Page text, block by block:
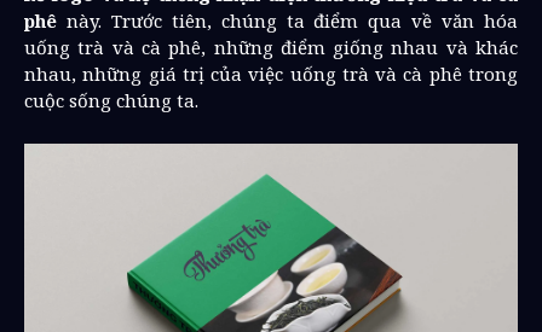
phê này. Trước tiên, chúng ta điểm qua về văn hóa
uống trà và cà phê, những điểm giống nhau và khác
nhau, những giá trị của việc uống trà và cà phê trong
cuộc sống chúng ta.